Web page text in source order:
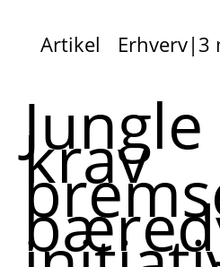
Artikel Erhverv|3
krav